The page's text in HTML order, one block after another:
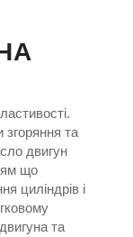
та
двигун
що
циліндрів і
та